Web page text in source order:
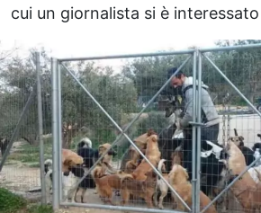
cui un giornalista si è